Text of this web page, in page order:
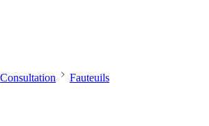
Fauteuils